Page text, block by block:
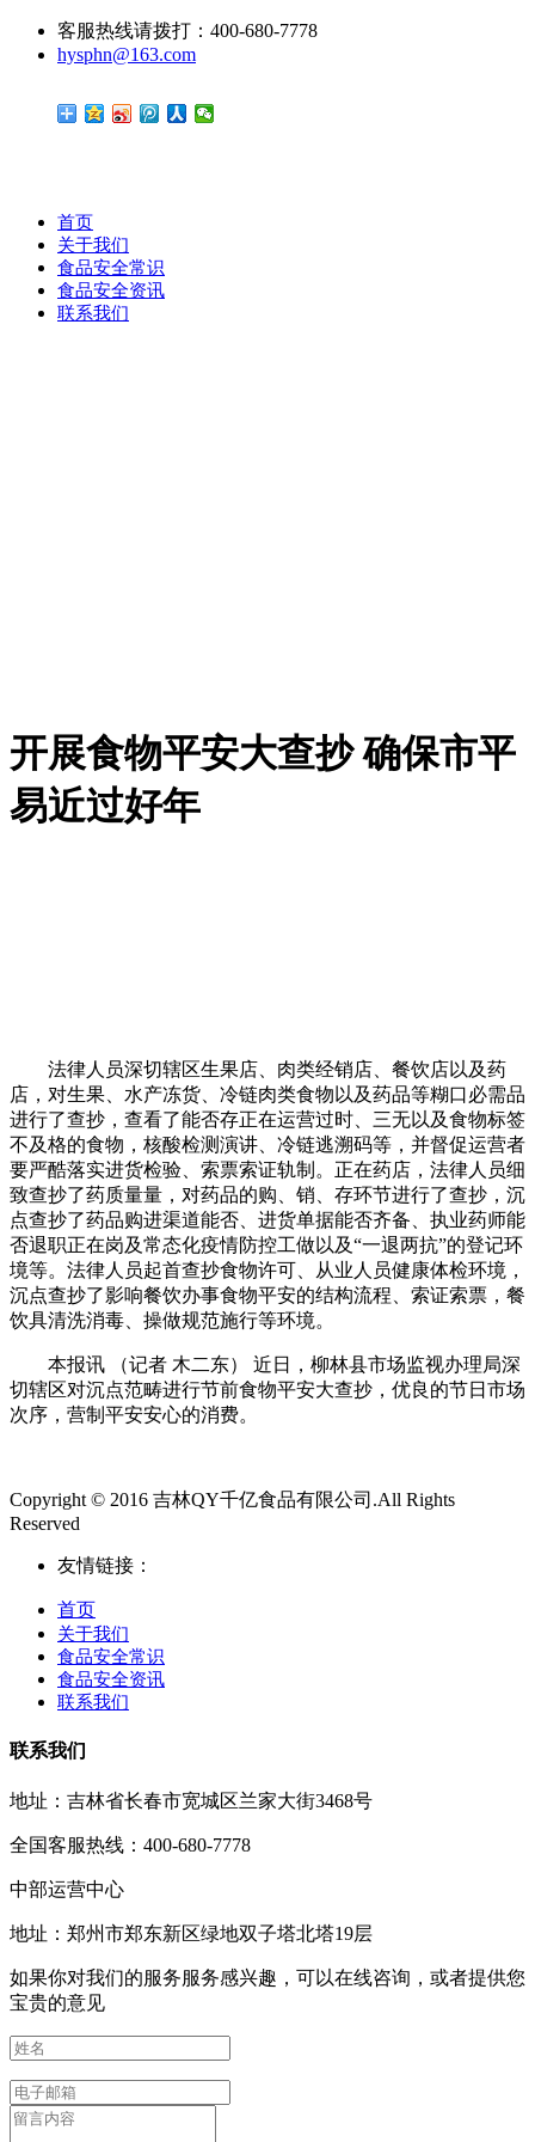
客服热线请拨打：400-680-7778
hysphn@163.com
首页
关于我们
食品安全常识
食品安全资讯
联系我们
开展食物平安大查抄 确保市平
易近过好年
法律人员深切辖区生果店、肉类经销店、餐饮店以及药
店，对生果、水产冻货、冷链肉类食物以及药品等糊口必需品
进行了查抄，查看了能否存正在运营过时、三无以及食物标签
不及格的食物，核酸检测演讲、冷链逃溯码等，并督促运营者
要严酷落实进货检验、索票索证轨制。正在药店，法律人员细
致查抄了药质量量，对药品的购、销、存环节进行了查抄，沉
点查抄了药品购进渠道能否、进货单据能否齐备、执业药师能
否退职正在岗及常态化疫情防控工做以及“一退两抗”的登记环
境等。法律人员起首查抄食物许可、从业人员健康体检环境，
沉点查抄了影响餐饮办事食物平安的结构流程、索证索票，餐
饮具清洗消毒、操做规范施行等环境。
本报讯 （记者 木二东） 近日，柳林县市场监视办理局深
切辖区对沉点范畴进行节前食物平安大查抄，优良的节日市场
次序，营制平安安心的消费。
Copyright © 2016 吉林QY千亿食品有限公司.All Rights
Reserved
友情链接：
首页
关于我们
食品安全常识
食品安全资讯
联系我们
联系我们
地址：吉林省长春市宽城区兰家大街3468号
全国客服热线：400-680-7778
中部运营中心
地址：郑州市郑东新区绿地双子塔北塔19层
如果你对我们的服务服务感兴趣，可以在线咨询，或者提供您
宝贵的意见